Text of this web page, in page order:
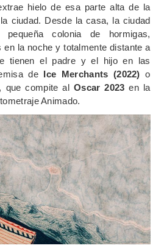
hielo de esa parte alta de la
ciudad. Desde la casa, la ciudad
colonia de hormigas,
en la noche y totalmente distante a
tienen el padre y el hijo en las
de Ice Merchants (2022) o
, que compite al Oscar 2023 en la
Animado.